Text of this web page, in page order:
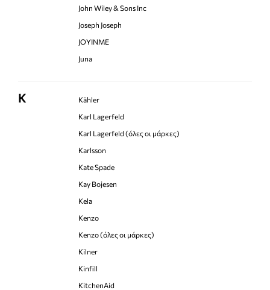
John Wiley & Sons Inc
Joseph Joseph
JOYINME
Juna
K
Kähler
Karl Lagerfeld
Karl Lagerfeld (όλες οι μάρκες)
Karlsson
Kate Spade
Kay Bojesen
Kela
Kenzo
Kenzo (όλες οι μάρκες)
Kilner
Kinfill
KitchenAid